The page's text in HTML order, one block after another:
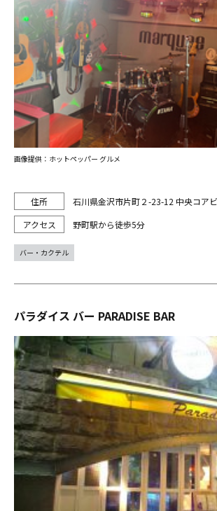
石川県金沢市片町２-23-12 中央コア
野町駅から徒歩5分
画像提供：ホットペッパー グルメ
バー・カクテル
パラダイス バー PARADISE BAR